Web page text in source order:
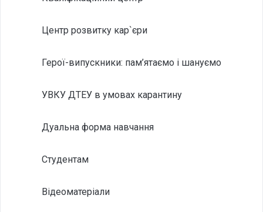
Центр розвитку кар`єри
Герої-випускники: пам’ятаємо і шануємо
УВКУ ДТЕУ в умовах карантину
Дуальна форма навчання
Студентам
Відеоматеріали